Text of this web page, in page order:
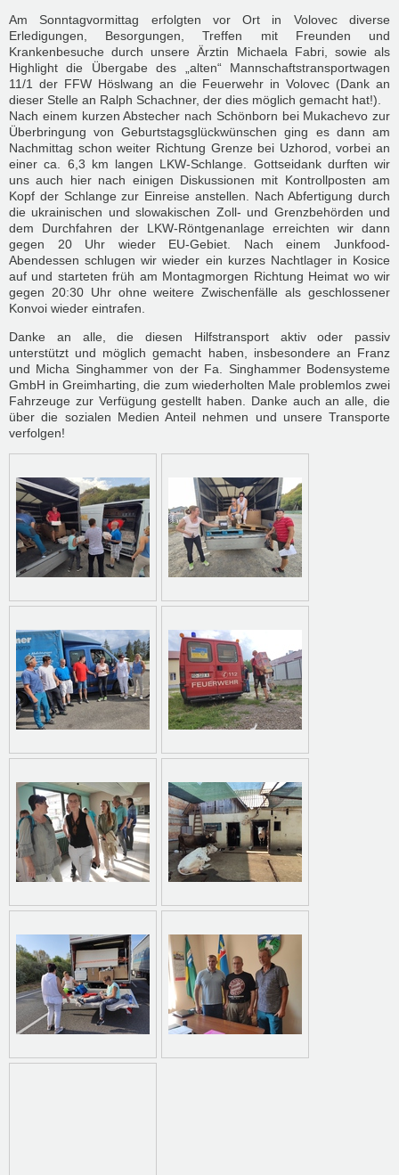
Am Sonntagvormittag erfolgten vor Ort in Volovec diverse
Erledigungen, Besorgungen, Treffen mit Freunden und
Krankenbesuche durch unsere Ärztin Michaela Fabri, sowie als
Highlight die Übergabe des „alten“ Mannschaftstransportwagen
11/1 der FFW Höslwang an die Feuerwehr in Volovec (Dank an
dieser Stelle an Ralph Schachner, der dies möglich gemacht hat!).
Nach einem kurzen Abstecher nach Schönborn bei Mukachevo zur
Überbringung von Geburtstagsglückwünschen ging es dann am
Nachmittag schon weiter Richtung Grenze bei Uzhorod, vorbei an
einer ca. 6,3 km langen LKW-Schlange. Gottseidank durften wir
uns auch hier nach einigen Diskussionen mit Kontrollposten am
Kopf der Schlange zur Einreise anstellen. Nach Abfertigung durch
die ukrainischen und slowakischen Zoll- und Grenzbehörden und
dem Durchfahren der LKW-Röntgenanlage erreichten wir dann
gegen 20 Uhr wieder EU-Gebiet. Nach einem Junkfood-
Abendessen schlugen wir wieder ein kurzes Nachtlager in Kosice
auf und starteten früh am Montagmorgen Richtung Heimat wo wir
gegen 20:30 Uhr ohne weitere Zwischenfälle als geschlossener
Konvoi wieder eintrafen.
Danke an alle, die diesen Hilfstransport aktiv oder passiv
unterstützt und möglich gemacht haben, insbesondere an Franz
und Micha Singhammer von der Fa. Singhammer Bodensysteme
GmbH in Greimharting, die zum wiederholten Male problemlos zwei
Fahrzeuge zur Verfügung gestellt haben. Danke auch an alle, die
über die sozialen Medien Anteil nehmen und unsere Transporte
verfolgen!